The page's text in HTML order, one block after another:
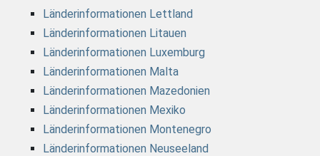
Länderinformationen Lettland
Länderinformationen Litauen
Länderinformationen Luxemburg
Länderinformationen Malta
Länderinformationen Mazedonien
Länderinformationen Mexiko
Länderinformationen Montenegro
Länderinformationen Neuseeland